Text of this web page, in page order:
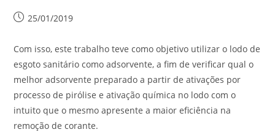
25/01/2019
Com isso, este trabalho teve como objetivo utilizar o lodo de
esgoto sanitário como adsorvente, a fim de verificar qual o
melhor adsorvente preparado a partir de ativações por
processo de pirólise e ativação química no lodo com o
intuito que o mesmo apresente a maior eficiência na
remoção de corante.